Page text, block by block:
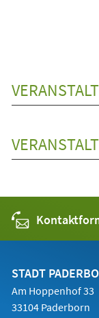
STADT
Am Hoppenhof 33
33104 Paderborn